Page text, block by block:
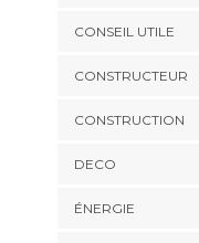
CONSEIL UTILE
CONSTRUCTEUR
CONSTRUCTION
DECO
ÉNERGIE